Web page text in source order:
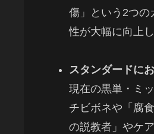
傷」という2つの
性が大幅に向上し
スタンダードに
現在の黒単・ミ
チビボネや「腐
の説教者」やケ